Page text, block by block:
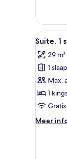
2
bedden,
voor
Alle
foto's
voor
Suite,
1
(Spa)
8
Suite, 1
29 m²
1
Max.
1
Meer
Meer